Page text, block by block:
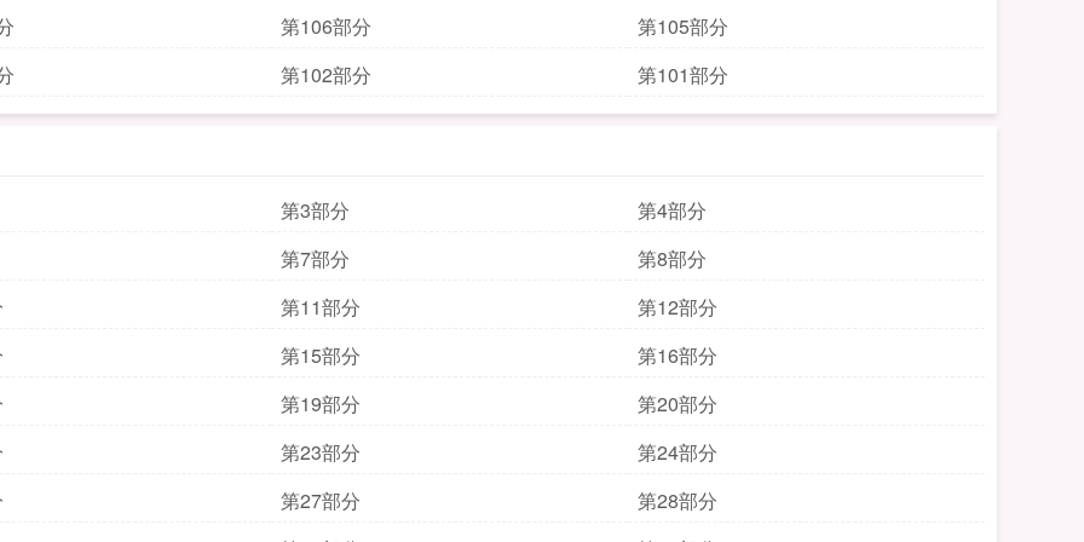
第106部分
第105部分
第102部分 第101部分
第3部分
第4部分
第7部分
第8部分
第11部分
第12部分
第15部分
第16部分
第19部分
第20部分
第23部分
第24部分
第27部分
第28部分